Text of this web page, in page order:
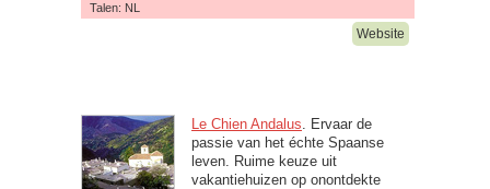
Talen: NL
Website
Le Chien Andalus. Ervaar de
passie van het échte Spaanse
leven. Ruime keuze uit
vakantiehuizen op onontdekte